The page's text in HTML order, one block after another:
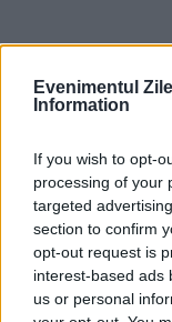
Evenimentul
Information
If you wish to opt-
processing of your
targeted
section to confirm
opt-out request is
interest-based ads
us or personal
În ultimii ani,
câștigat mii